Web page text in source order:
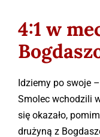
4:1 w
Idziemy po swoje
Smolec wchodzili
się okazało,
drużyną z